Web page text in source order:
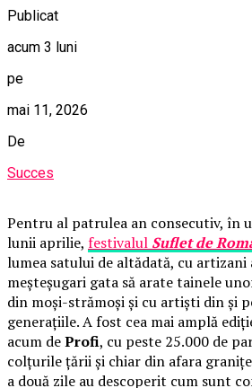
Publicat
acum 3 luni
pe
mai 11, 2026
De
Succes
Pentru al patrulea an consecutiv, în
lunii aprilie, festivalul Suflet de
lumea satului de altădată, cu
meșteșugari gata să arate tainele
din moși-strămoși și cu artiști din și
generațiile. A fost cea mai amplă
acum deProfi, cu peste 25.000 de
colțurile țării și chiar din afara
a două zile au descoperit cum sunt